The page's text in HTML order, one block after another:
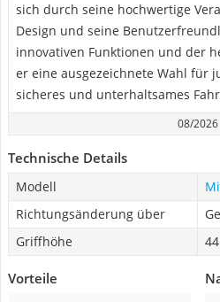
sich durch seine hochwertige
Design und seine
innovativen Funktionen und der
er eine ausgezeichnete Wahl für
sicheres und unterhaltsames
08/2026
Technische Details
Modell
Richtungsänderung über
Griffhöhe
Vorteile